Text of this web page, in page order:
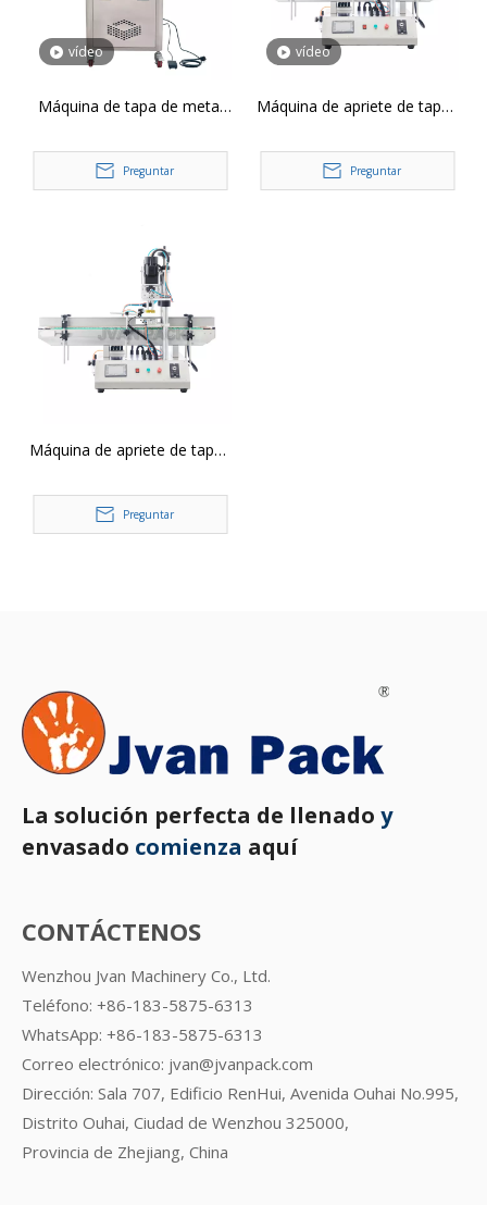
vídeo
Máquina de tapa de metal
de apriete de vacío Negocon
Bottle Fras
Preguntar
vídeo
Máquina de apriete de tapas
500 Máquina de cierre de
tornillos para tapas de
Preguntar
Máquina de apriete de tapas
500, máquina de cierre de
tornillos para tapas de
Preguntar
La solución perfecta de llenado y
envasado comienza aquí
CONTÁCTENOS
Wenzhou Jvan Machinery Co., Ltd.
Teléfono: +86-183-5875-6313
WhatsApp: +86-183-5875-6313
Correo electrónico: jvan@jvanpack.com
Dirección: Sala 707, Edificio RenHui, Avenida Ouhai No.995,
Distrito Ouhai, Ciudad de Wenzhou 325000,
Provincia de Zhejiang, China